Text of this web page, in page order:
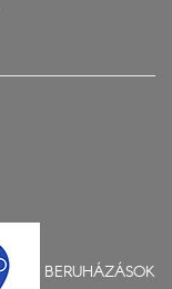
BERUHÁZÁSOK